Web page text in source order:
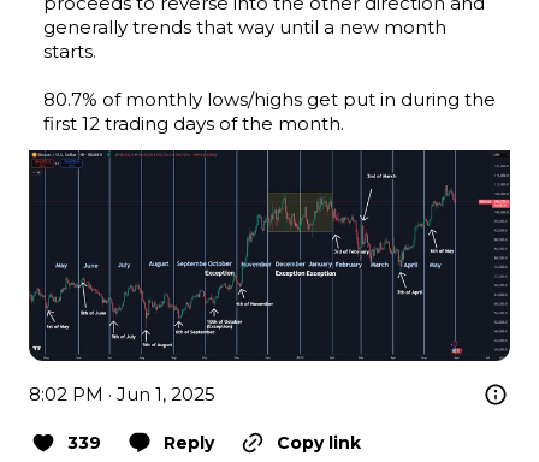
generally trends that way until a new month
starts.
80.7% of monthly lows/highs get put in during the
first 12 trading days of the month.
8:02 PM · Jun 1, 2025
339 Reply
Copy link